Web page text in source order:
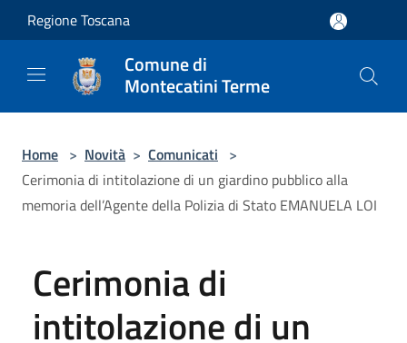
Salta al contenuto principale
Regione Toscana
Comune di
Montecatini Terme
Home > Novità > Comunicati >
Cerimonia di intitolazione di un giardino pubblico alla
memoria dell’Agente della Polizia di Stato EMANUELA LOI
Cerimonia di
intitolazione di un